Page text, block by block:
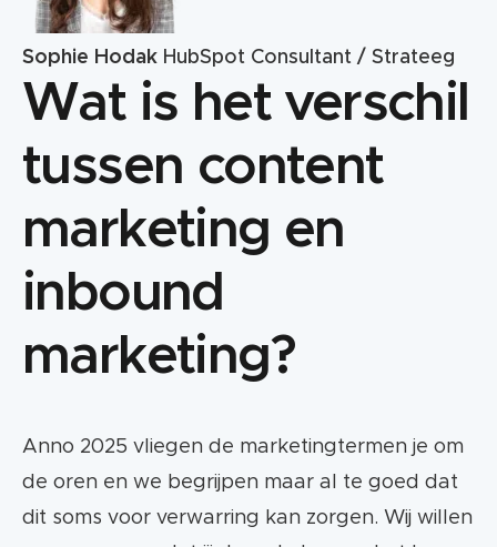
Sophie Hodak HubSpot Consultant / Strateeg
Wat is het verschil
tussen content
marketing en
inbound
marketing?
Anno 2025 vliegen de marketingtermen je om
de oren en we begrijpen maar al te goed dat
dit soms voor verwarring kan zorgen. Wij willen